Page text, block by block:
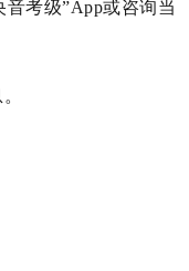
考级”App或咨询当